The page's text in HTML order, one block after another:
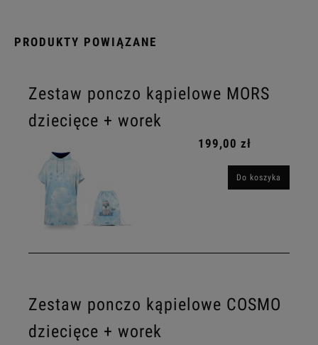
PRODUKTY POWIĄZANE
Zestaw ponczo kąpielowe MORS
dziecięce + worek
199,00 zł
Do koszyka
Zestaw ponczo kąpielowe COSMO
dziecięce + worek